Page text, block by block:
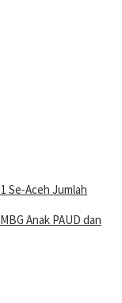
Se-Aceh Jumlah
Anak PAUD dan